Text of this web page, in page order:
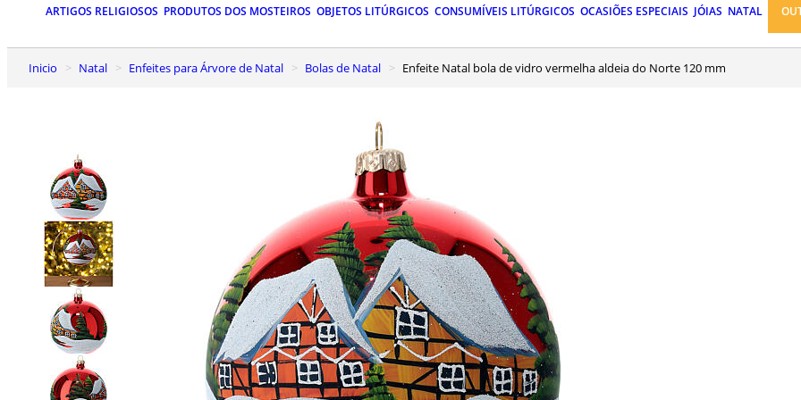
ARTIGOS RELIGIOSOS PRODUTOS DOS MOSTEIROS OBJETOS LITÚRGICOS CONSUMÍVEIS LITÚRGICOS OCASIÕES ESPECIAIS JÓIAS NATAL
Inicio Natal Enfeites para Árvore de Natal Bolas de Natal Enfeite Natal bola de vidro vermelha aldeia do Norte 120 mm